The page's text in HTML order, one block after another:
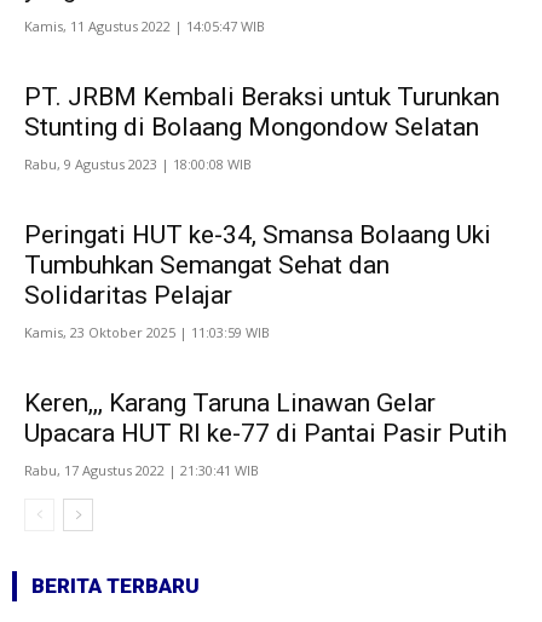
Kamis, 11 Agustus 2022 | 14:05:47 WIB
PT. JRBM Kembali Beraksi untuk Turunkan
Stunting di Bolaang Mongondow Selatan
Rabu, 9 Agustus 2023 | 18:00:08 WIB
Peringati HUT ke-34, Smansa Bolaang Uki
Tumbuhkan Semangat Sehat dan
Solidaritas Pelajar
Kamis, 23 Oktober 2025 | 11:03:59 WIB
Keren,,, Karang Taruna Linawan Gelar
Upacara HUT RI ke-77 di Pantai Pasir Putih
Rabu, 17 Agustus 2022 | 21:30:41 WIB
BERITA TERBARU